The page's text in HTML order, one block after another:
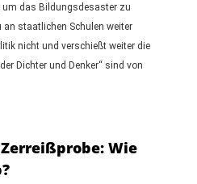
um das Bildungsdesaster zu
staatlichen Schulen weiter
nicht und verschießt weiter die
Dichter und Denker“ sind von
Wie